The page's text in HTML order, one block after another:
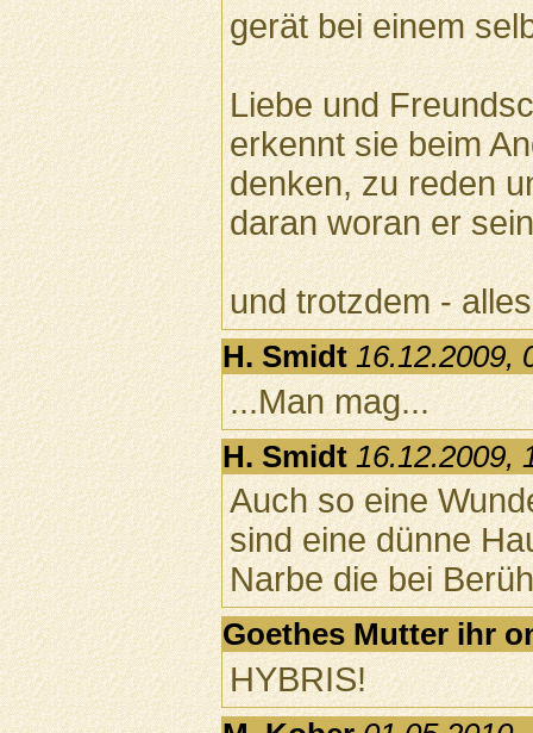
gerät bei einem
Liebe und
erkennt sie beim
denken, zu reden
daran woran er
und trotzdem -
H. Smidt 16.12.2009,
...Man mag...
H. Smidt 16.12.2009,
Auch so eine
sind eine dünne
Narbe die bei
Goethes Mutter ihr
HYBRIS!